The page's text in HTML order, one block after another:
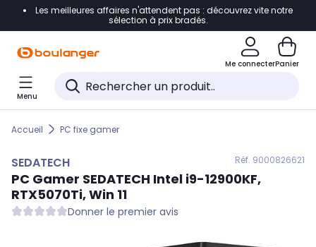
Accéder directement à la navigation
Accéder directement au pied de page
Accéder directement au chatbot
Les meilleures affaires n'attendent pas : découvrez vite notre
sélection à prix bradés.
Me connecterPanier
Menu
Accueil PC fixe gamer
SEDATECH Réf. 9000826621
PC Gamer SEDATECH Intel i9-12900KF,
RTX5070Ti, Win 11
Donner le premier avis